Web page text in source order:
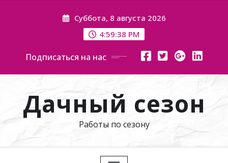
Суббота, 8 августа 2026
4:59:39 PM
Подписаться на нас
Дачный сезон
Работы по сезону